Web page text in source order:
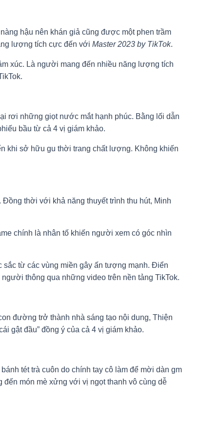
hậu nên khán giả cũng được một phen trầm
lượng tích cực đến với Master 2023 by TikTok.
xúc. Là người mang đến nhiều năng lượng tích
rơi những giọt nước mắt hạnh phúc. Bằng lối dẫn
bầu từ cả 4 vị giám khảo.
khi sở hữu gu thời trang chất lượng. Không khiến
thời với khả năng thuyết trình thu hút, Minh
chính là nhân tố khiến người xem có góc nhìn
sắc từ các vùng miền gây ấn tượng mạnh. Điển
thông qua những video trên nền tảng TikTok.
đường trở thành nhà sáng tạo nội dung, Thiện
gật đầu” đồng ý của cả 4 vị giám khảo.
tét trà cuôn do chính tay cô làm để mời dàn gm
món mè xửng với vị ngọt thanh vô cùng dễ